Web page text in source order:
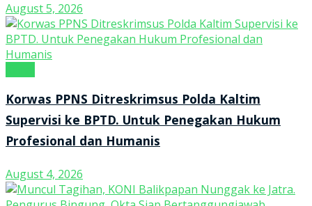
August 5, 2026
Korwas PPNS Ditreskrimsus Polda Kaltim
Supervisi ke BPTD. Untuk Penegakan Hukum
Profesional dan Humanis
August 4, 2026